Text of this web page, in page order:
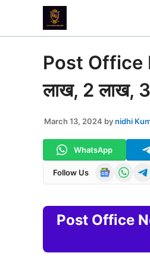
content
Post Office
लाख, 2 लाख, 3
March 13, 2024 bynidhi
WhatsApp
Follow Us
Post Office